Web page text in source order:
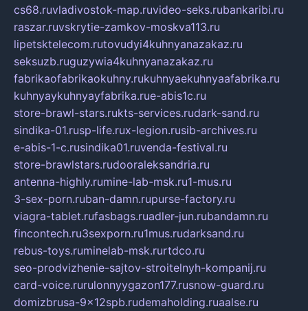
cs68.ruvladivostok-map.ruvideo-seks.rubankaribi.ru
raszar.ruvskrytie-zamkov-moskva113.ru
lipetsktelecom.rutovudyi4kuhnyanazakaz.ru
seksuzb.ruguzywia4kuhnyanazakaz.ru
fabrikaofabrikaokuhny.rukuhnyaekuhnyaafabrika.ru
kuhnyaykuhnyayfabrika.rue-abis1c.ru
store-brawl-stars.rukts-services.rudark-sand.ru
sindika-01.rusp-life.rux-legion.rusib-archives.ru
e-abis-1-c.rusindika01.ruvenda-festival.ru
store-brawlstars.rudooraleksandria.ru
antenna-highly.rumine-lab-msk.ru1-mus.ru
3-sex-porn.ruban-damn.rupurse-factory.ru
viagra-tablet.rufasbags.ruadler-jun.rubandamn.ru
fincontech.ru3sexporn.ru1mus.rudarksand.ru
rebus-toys.ruminelab-msk.rurtdco.ru
seo-prodvizhenie-sajtov-stroitelnyh-kompanij.ru
card-voice.rurulonnyygazon177.rusnow-guard.ru
domizbrusa-9x12spb.rudemaholding.ruaalse.ru